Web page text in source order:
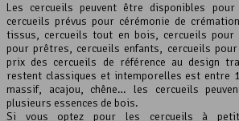
Les cercueils peuvent être disponibles
cercueils prévus pour cérémonie de
tissus, cercueils tout en bois, cercueils pour
pour prêtres, cercueils enfants, cercueils
prix des cercueils de référence au design
restent classiques et intemporelles est entre
massif, acajou, chêne… les cercueils
plusieurs essences de bois.
Si vous optez pour les cercueils à